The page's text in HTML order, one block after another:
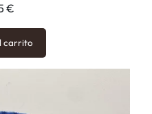
€
carrito